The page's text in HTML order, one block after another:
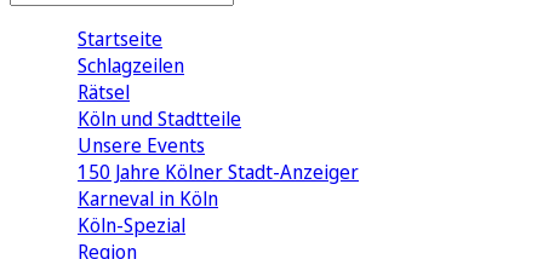
Startseite
Schlagzeilen
Rätsel
Köln und Stadtteile
Unsere Events
150 Jahre Kölner Stadt-Anzeiger
Karneval in Köln
Köln-Spezial
Region